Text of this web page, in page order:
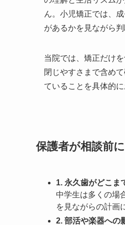
ん。小児矯正では、
があるかを見ながら判
当院では、矯正だけ
閉じやすさまで含め
ていることを具体的に
保護者が相談前
1. 永久歯がどこま
中学生は多くの場
を見ながらの計画
2. 部活や楽器への